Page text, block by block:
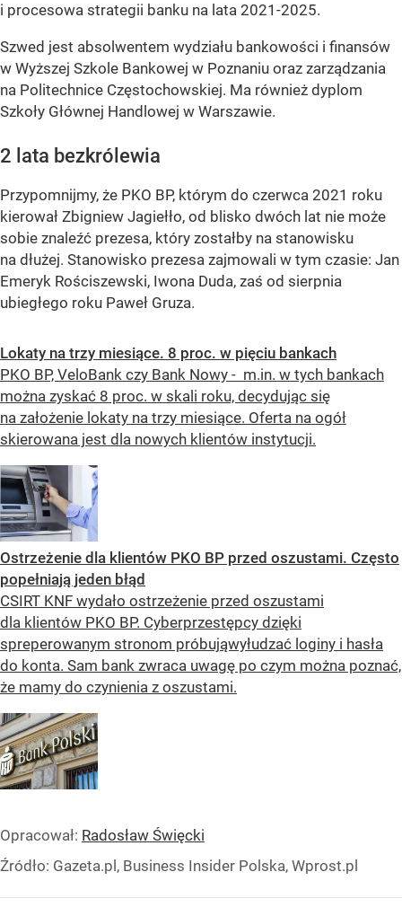
i procesowa strategii banku na lata 2021-2025.
Szwed jest absolwentem wydziału bankowości i finansów
w Wyższej Szkole Bankowej w Poznaniu oraz zarządzania
na Politechnice Częstochowskiej. Ma również dyplom
Szkoły Głównej Handlowej w Warszawie.
2 lata bezkrólewia
Przypomnijmy, że PKO BP, którym do czerwca 2021 roku
kierował Zbigniew Jagiełło, od blisko dwóch lat nie może
sobie znaleźć prezesa, który zostałby na stanowisku
na dłużej. Stanowisko prezesa zajmowali w tym czasie: Jan
Emeryk Rościszewski, Iwona Duda, zaś od sierpnia
ubiegłego roku Paweł Gruza.
Lokaty na trzy miesiące. 8 proc. w pięciu bankach
PKO BP, VeloBank czy Bank Nowy - m.in. w tych bankach
można zyskać 8 proc. w skali roku, decydując się
na założenie lokaty na trzy miesiące. Oferta na ogół
skierowana jest dla nowych klientów instytucji.
Ostrzeżenie dla klientów PKO BP przed oszustami. Często
popełniają jeden błąd
CSIRT KNF wydało ostrzeżenie przed oszustami
dla klientów PKO BP. Cyberprzestępcy dzięki
spreperowanym stronom próbująwyłudzać loginy i hasła
do konta. Sam bank zwraca uwagę po czym można poznać,
że mamy do czynienia z oszustami.
Opracował: Radosław Święcki
Źródło: Gazeta.pl, Business Insider Polska, Wprost.pl